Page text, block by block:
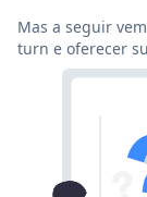
Mas a seguir
turn e oferecer